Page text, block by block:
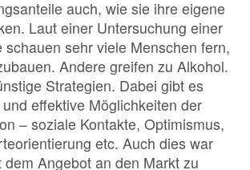
auch, wie sie ihre eigene
Laut einer Untersuchung einer
schauen sehr viele Menschen fern,
Andere greifen zu Alkohol.
Strategien. Dabei gibt es
effektive Möglichkeiten der
– soziale Kontakte, Optimismus,
etc. Auch dies war
Angebot an den Markt zu